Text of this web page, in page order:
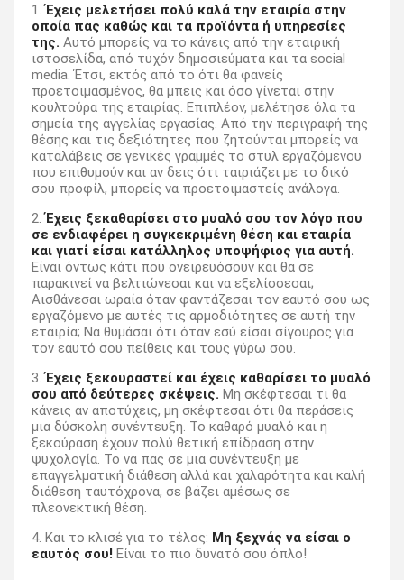
1.Έχεις μελετήσει πολύ καλά την εταιρία στην
οποία πας καθώς και τα προϊόντα ή υπηρεσίες
της. Αυτό μπορείς να το κάνεις από την εταιρική
ιστοσελίδα, από τυχόν δημοσιεύματα και τα social
media. Έτσι, εκτός από το ότι θα φανείς
προετοιμασμένος, θα μπεις και όσο γίνεται στην
κουλτούρα της εταιρίας. Επιπλέον, μελέτησε όλα τα
σημεία της αγγελίας εργασίας. Από την περιγραφή της
θέσης και τις δεξιότητες που ζητούνται μπορείς να
καταλάβεις σε γενικές γραμμές το στυλ εργαζόμενου
που επιθυμούν και αν δεις ότι ταιριάζει με το δικό
σου προφίλ, μπορείς να προετοιμαστείς ανάλογα.
2.Έχεις ξεκαθαρίσει στο μυαλό σου τον λόγο που
σε ενδιαφέρει η συγκεκριμένη θέση και εταιρία
και γιατί είσαι κατάλληλος υποψήφιος για αυτή.
Είναι όντως κάτι που ονειρευόσουν και θα σε
παρακινεί να βελτιώνεσαι και να εξελίσσεσαι;
Αισθάνεσαι ωραία όταν φαντάζεσαι τον εαυτό σου ως
εργαζόμενο με αυτές τις αρμοδιότητες σε αυτή την
εταιρία; Να θυμάσαι ότι όταν εσύ είσαι σίγουρος για
τον εαυτό σου πείθεις και τους γύρω σου.
3.Έχεις ξεκουραστεί και έχεις καθαρίσει το μυαλό
σου από δεύτερες σκέψεις. Μη σκέφτεσαι τι θα
κάνεις αν αποτύχεις, μη σκέφτεσαι ότι θα περάσεις
μια δύσκολη συνέντευξη. Το καθαρό μυαλό και η
ξεκούραση έχουν πολύ θετική επίδραση στην
ψυχολογία. Το να πας σε μια συνέντευξη με
επαγγελματική διάθεση αλλά και χαλαρότητα και καλή
διάθεση ταυτόχρονα, σε βάζει αμέσως σε
πλεονεκτική θέση.
4. Και το κλισέ για το τέλος: Μη ξεχνάς να είσαι ο
εαυτός σου! Είναι το πιο δυνατό σου όπλο!